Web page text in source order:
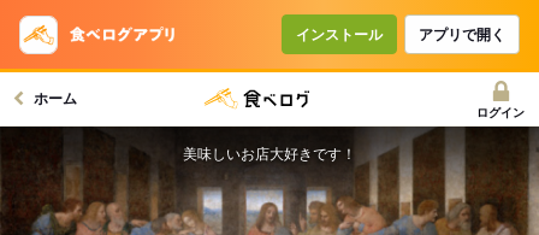
インストール アプリで開く
ホーム
ログイン
美味しいお店大好きです！